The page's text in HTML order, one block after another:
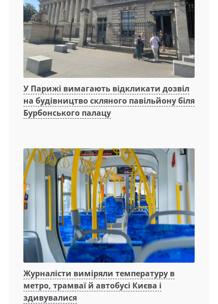
У Парижі вимагають відкликати дозвіл
на будівництво скляного павільйону біля
Бурбонського палацу
Журналісти виміряли температуру в
метро, трамваї й автобусі Києва і
здивувалися